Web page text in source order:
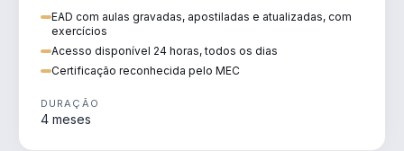
EAD com aulas gravadas, apostiladas e atualizadas, com
exercícios
Acesso disponível 24 horas, todos os dias
Certificação reconhecida pelo MEC
DURAÇÃO
4 meses